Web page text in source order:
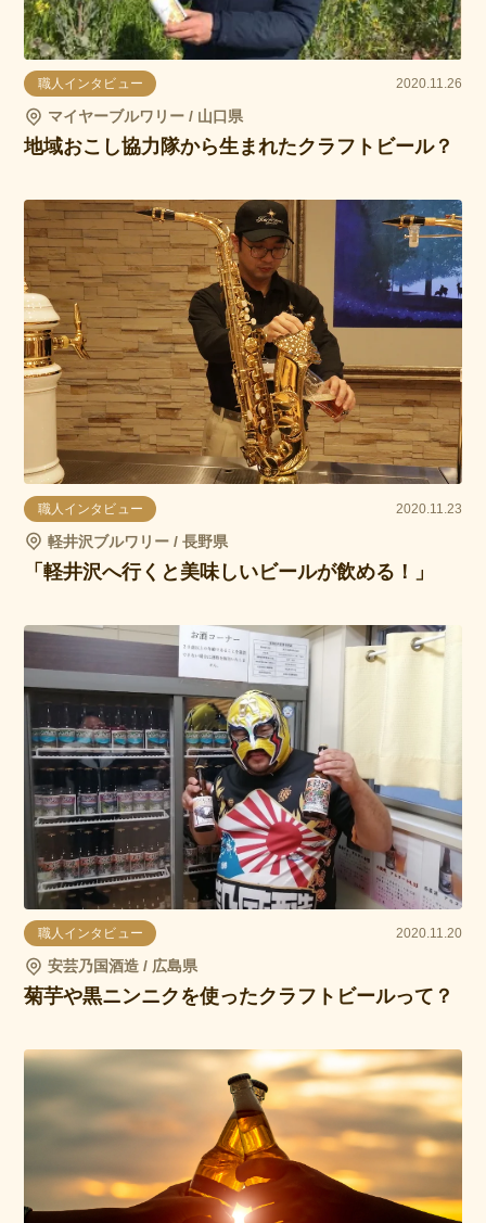
職人インタビュー 2020.11.26
マイヤーブルワリー / 山口県
地域おこし協力隊から生まれたクラフトビール？
職人インタビュー 2020.11.23
軽井沢ブルワリー / 長野県
「軽井沢へ行くと美味しいビールが飲める！」
職人インタビュー 2020.11.20
安芸乃国酒造 / 広島県
菊芋や黒ニンニクを使ったクラフトビールって？